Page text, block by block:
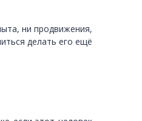
ни продвижения,
делать его ещё